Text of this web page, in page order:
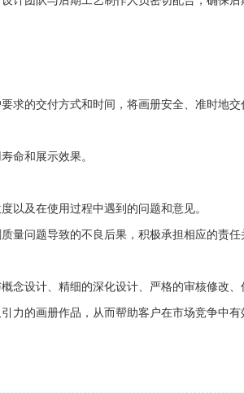
求的交付方式和时间，将画册安全、准时地交
命和展示效果。
以及在使用过程中遇到的问题和意见。
量问题导致的不良后果，积极承担相应的责任
念设计、精细的深化设计、严格的审核修改、
力的画册作品，从而帮助客户在市场竞争中有